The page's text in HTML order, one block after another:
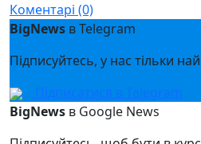
Коментарі (0)
BigNews в Telegram
Підписуйтесь, у нас тільки
Підписатися в Telegram
BigNews в Google News